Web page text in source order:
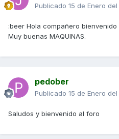
Publicado 15 de Enero del
:beer Hola compañero
Muy buenas MAQUINAS.
pedober
Publicado 15 de Enero del
Saludos y bienvenido al foro